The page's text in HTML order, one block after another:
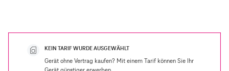
KEIN TARIF WURDE AUSGEWÄHLT
Gerät ohne Vertrag kaufen? Mit einem Tarif können Sie Ihr